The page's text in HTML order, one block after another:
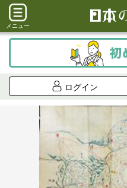
メニュー
ログイン